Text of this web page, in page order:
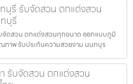
บุรี รับจัดสวน ตกแต่งสวน
บุรี
จัดสวน ตกแต่งสวนทุกขนาด ออกแบบภูมิ
ภาพ รับประกันความสวยงาม นนทบุร
รับจัดสวน ตกแต่งสวน